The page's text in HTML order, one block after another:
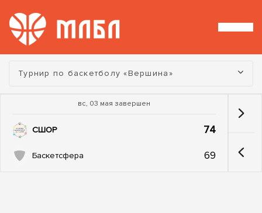
Турнир:
Турнир по баскетболу «Вершина»
вс, 03 мая завершен
СШОР 74
Баскетсфера 69